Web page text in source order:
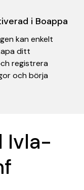
i Boappa
kan enkelt
ditt
registrera
och börja
Ivla-